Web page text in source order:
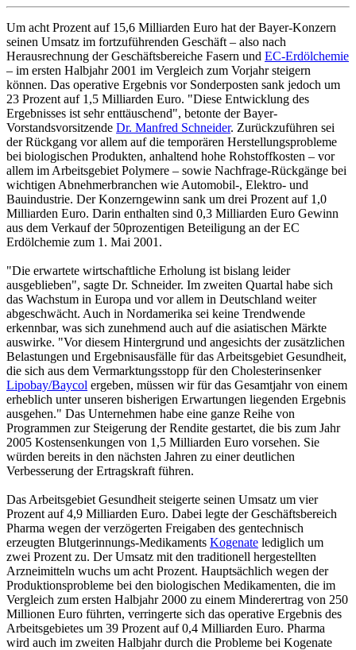
Um acht Prozent auf 15,6 Milliarden Euro hat der Bayer-Konzern
seinen Umsatz im fortzuführenden Geschäft – also nach
Herausrechnung der Geschäftsbereiche Fasern und EC-Erdölchemie
– im ersten Halbjahr 2001 im Vergleich zum Vorjahr steigern
können. Das operative Ergebnis vor Sonderposten sank jedoch um
23 Prozent auf 1,5 Milliarden Euro. "Diese Entwicklung des
Ergebnisses ist sehr enttäuschend", betonte der Bayer-
Vorstandsvorsitzende Dr. Manfred Schneider. Zurückzuführen sei
der Rückgang vor allem auf die temporären Herstellungsprobleme
bei biologischen Produkten, anhaltend hohe Rohstoffkosten – vor
allem im Arbeitsgebiet Polymere – sowie Nachfrage-Rückgänge bei
wichtigen Abnehmerbranchen wie Automobil-, Elektro- und
Bauindustrie. Der Konzerngewinn sank um drei Prozent auf 1,0
Milliarden Euro. Darin enthalten sind 0,3 Milliarden Euro Gewinn
aus dem Verkauf der 50prozentigen Beteiligung an der EC
Erdölchemie zum 1. Mai 2001.
"Die erwartete wirtschaftliche Erholung ist bislang leider
ausgeblieben", sagte Dr. Schneider. Im zweiten Quartal habe sich
das Wachstum in Europa und vor allem in Deutschland weiter
abgeschwächt. Auch in Nordamerika sei keine Trendwende
erkennbar, was sich zunehmend auch auf die asiatischen Märkte
auswirke. "Vor diesem Hintergrund und angesichts der zusätzlichen
Belastungen und Ergebnisausfälle für das Arbeitsgebiet Gesundheit,
die sich aus dem Vermarktungsstopp für den Cholesterinsenker
Lipobay/Baycol ergeben, müssen wir für das Gesamtjahr von einem
erheblich unter unseren bisherigen Erwartungen liegenden Ergebnis
ausgehen." Das Unternehmen habe eine ganze Reihe von
Programmen zur Steigerung der Rendite gestartet, die bis zum Jahr
2005 Kostensenkungen von 1,5 Milliarden Euro vorsehen. Sie
würden bereits in den nächsten Jahren zu einer deutlichen
Verbesserung der Ertragskraft führen.
Das Arbeitsgebiet Gesundheit steigerte seinen Umsatz um vier
Prozent auf 4,9 Milliarden Euro. Dabei legte der Geschäftsbereich
Pharma wegen der verzögerten Freigaben des gentechnisch
erzeugten Blutgerinnungs-Medikaments Kogenate lediglich um
zwei Prozent zu. Der Umsatz mit den traditionell hergestellten
Arzneimitteln wuchs um acht Prozent. Hauptsächlich wegen der
Produktionsprobleme bei den biologischen Medikamenten, die im
Vergleich zum ersten Halbjahr 2000 zu einem Minderertrag von 250
Millionen Euro führten, verringerte sich das operative Ergebnis des
Arbeitsgebietes um 39 Prozent auf 0,4 Milliarden Euro. Pharma
wird auch im zweiten Halbjahr durch die Probleme bei Kogenate